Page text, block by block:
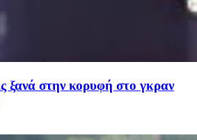
ξανά στην κορυφή στο γκραν